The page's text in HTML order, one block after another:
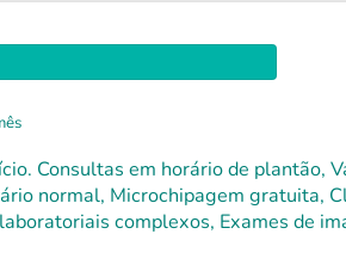
Consultas em horário de plantão,
normal, Microchipagem gratuita,
complexos, Exames de